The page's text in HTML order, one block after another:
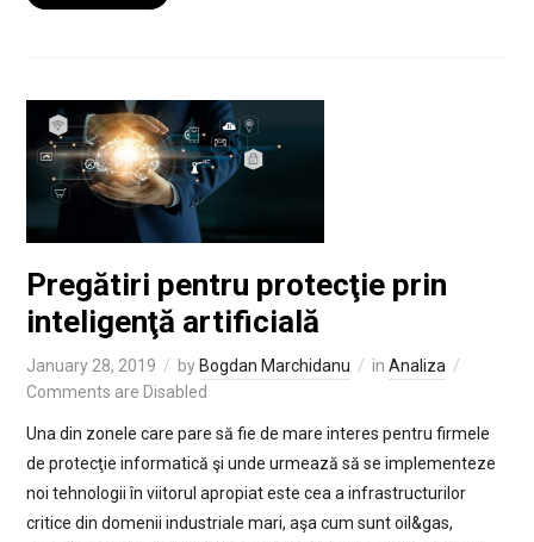
Pregătiri pentru protecţie prin
inteligenţă artificială
January 28, 2019 by Bogdan Marchidanu in Analiza
Comments are Disabled
Una din zonele care pare să fie de mare interes pentru firmele
de protecţie informatică şi unde urmează să se implementeze
noi tehnologii în viitorul apropiat este cea a infrastructurilor
critice din domenii industriale mari, aşa cum sunt oil&gas,